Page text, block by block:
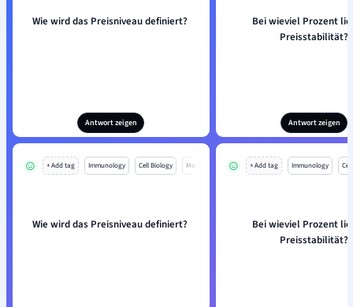
Wie wird das Preisniveau definiert?
Antwort zeigen
Bei wieviel Prozent
Preisstabilität?
Antwort zeigen
+ Add tag Immunology Cell Biology Mo
Wie wird das Preisniveau definiert?
+ Add tag Immunology
Bei wieviel Prozent
Preisstabilität?